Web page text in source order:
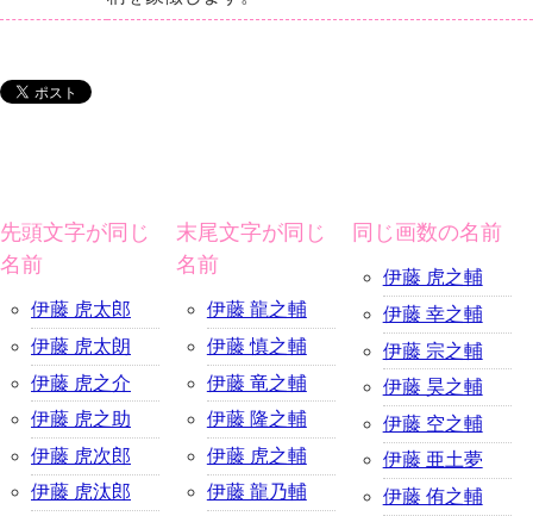
先頭文字が同じ
名前
伊藤 虎太郎
伊藤 虎太朗
伊藤 虎之介
伊藤 虎之助
伊藤 虎次郎
伊藤 虎汰郎
末尾文字が同じ
名前
伊藤 龍之輔
伊藤 慎之輔
伊藤 竜之輔
伊藤 隆之輔
伊藤 虎之輔
伊藤 龍乃輔
同じ画数の名前
伊藤 虎之輔
伊藤 幸之輔
伊藤 宗之輔
伊藤 昊之輔
伊藤 空之輔
伊藤 亜土夢
伊藤 侑之輔